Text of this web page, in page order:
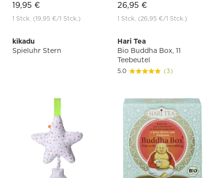
19,95 €
1 Stck. (19,95 €/1 Stck.)
26,95 €
1 Stck. (26,95 €/1 Stck.)
kikadu
Spieluhr Stern
Hari Tea
Bio Buddha Box, 11
Teebeutel
5.0 (3)